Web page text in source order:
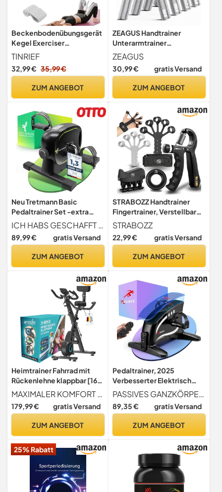
Beckenbodenübungsgerät
Kegel Exerciser
Muskeltrainer 6.8-31.8 kg
Verstellbar für
Damen/Herren, Innerer
Abduktor Maschine mit
Beintraining (Grau)
TINRIEF
32,99 € 35,99 €
ZUM ANGEBOT
ZEAGUS Handtrainer
Unterarmtrainer
4Pack,Metall Fingertrainer
Kit-Silver
ZEAGUS
30,99 € gratis Versand
ZUM ANGEBOT
Neu Tretmann Basic
Pedaltrainer Set -extra
standfest & leise- inkl.
Befestigungsband -DEKRA
Geprüft- Beintrainer für
Bike Schwarz Grün
ICH HABS GESCHAFFT - ist der Satz , welcher einem durch den Kopf geht, wenn man etwas für seinen Körper getan hat - Das gleichmäßige Tretgefühl lässt einen nur so dahinschweben und das auch noch flüsterleise dank *Flow-Bremsschuh* - Sich fit halten ist mit dem Pedaltrainer ein Kinderspiel damit Bewegung wieder Spaß macht!
89,99 € gratis Versand
ZUM ANGEBOT
STRABOZZ Handtrainer
Fingertrainer, Verstellbares
Griffkraft Trainer Set -5-
Teilig- Unterarmtrainer,
Fingerstrecker Neopren
Grifftrainer - Grip Ring,
STRABOZZ
22,99 € gratis Versand
ZUM ANGEBOT
Heimtrainer Fahrrad mit
Rückenlehne klappbar [16
Widerstandsstufen]
Ergometer Heimtrainer
Magnetbremse & LCD-
Zuhause | Hometrainer
Ambifit X-Bike
MAXIMALER KOMFORT BEIM TRAINING Mit dem RelaxRide X-Bike trainierst du gelenkschonend und bequem dank großem Komfortsitz mit Rückenlehne & Handgriffen. Perfekt für Senioren oder längere Trainingseinheiten zuhause inkl. Fitnessbänder & Trainingsjouirnal.
179,99 € gratis Versand
ZUM ANGEBOT
Pedaltrainer, 2025
Verbesserter Elektrisch
Pedaltrainer für Zuhause mit
15 Geschwindigkeiten,
großem LCD-Display +
Antirutschmatte,
PASSIVES GANZKÖRPERTRAINING Der MOSUNY 2025 Aufgerüsteter pedaltrainer für zuhause ermöglicht ein schonendes Bewegungstraining für Arme und Beine ganz ohne Kraftaufwand. Besonders geeignet für Büroangestellte mit sitzender Tätigkeit, Senioren mit Beinproblemen und Personen in der Rehabilitationsphase.
89,35 € gratis Versand
ZUM ANGEBOT
25% Rabatt